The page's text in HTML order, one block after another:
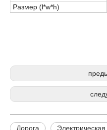
Размер (l*w*h)
Дорога